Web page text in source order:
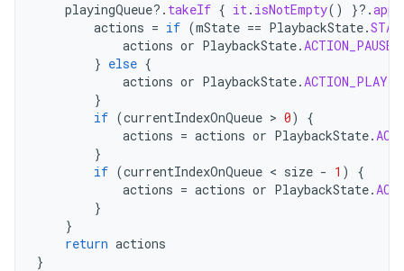
playingQueue?. takeIf { it. isNotEmpty() }?.
actions = if (mState == PlaybackState.
actions or PlaybackState.ACTION_PAUSE
} else {
actions or PlaybackState.ACTION_PLAY
}
if (currentIndexOnQueue > 0)
{
actions = actions or PlaybackState.
}
if (currentIndexOnQueue < size - 1 )
{
actions = actions or PlaybackState.
}
}
return actions
}